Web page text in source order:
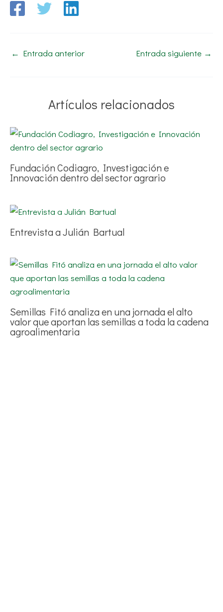
← Entrada anterior Entrada siguiente →
Artículos relacionados
Fundación Codiagro, Investigación e
Innovación dentro del sector agrario
Entrevista a Julián Bartual
Semillas Fitó analiza en una jornada el alto
valor que aportan las semillas a toda la cadena
agroalimentaria